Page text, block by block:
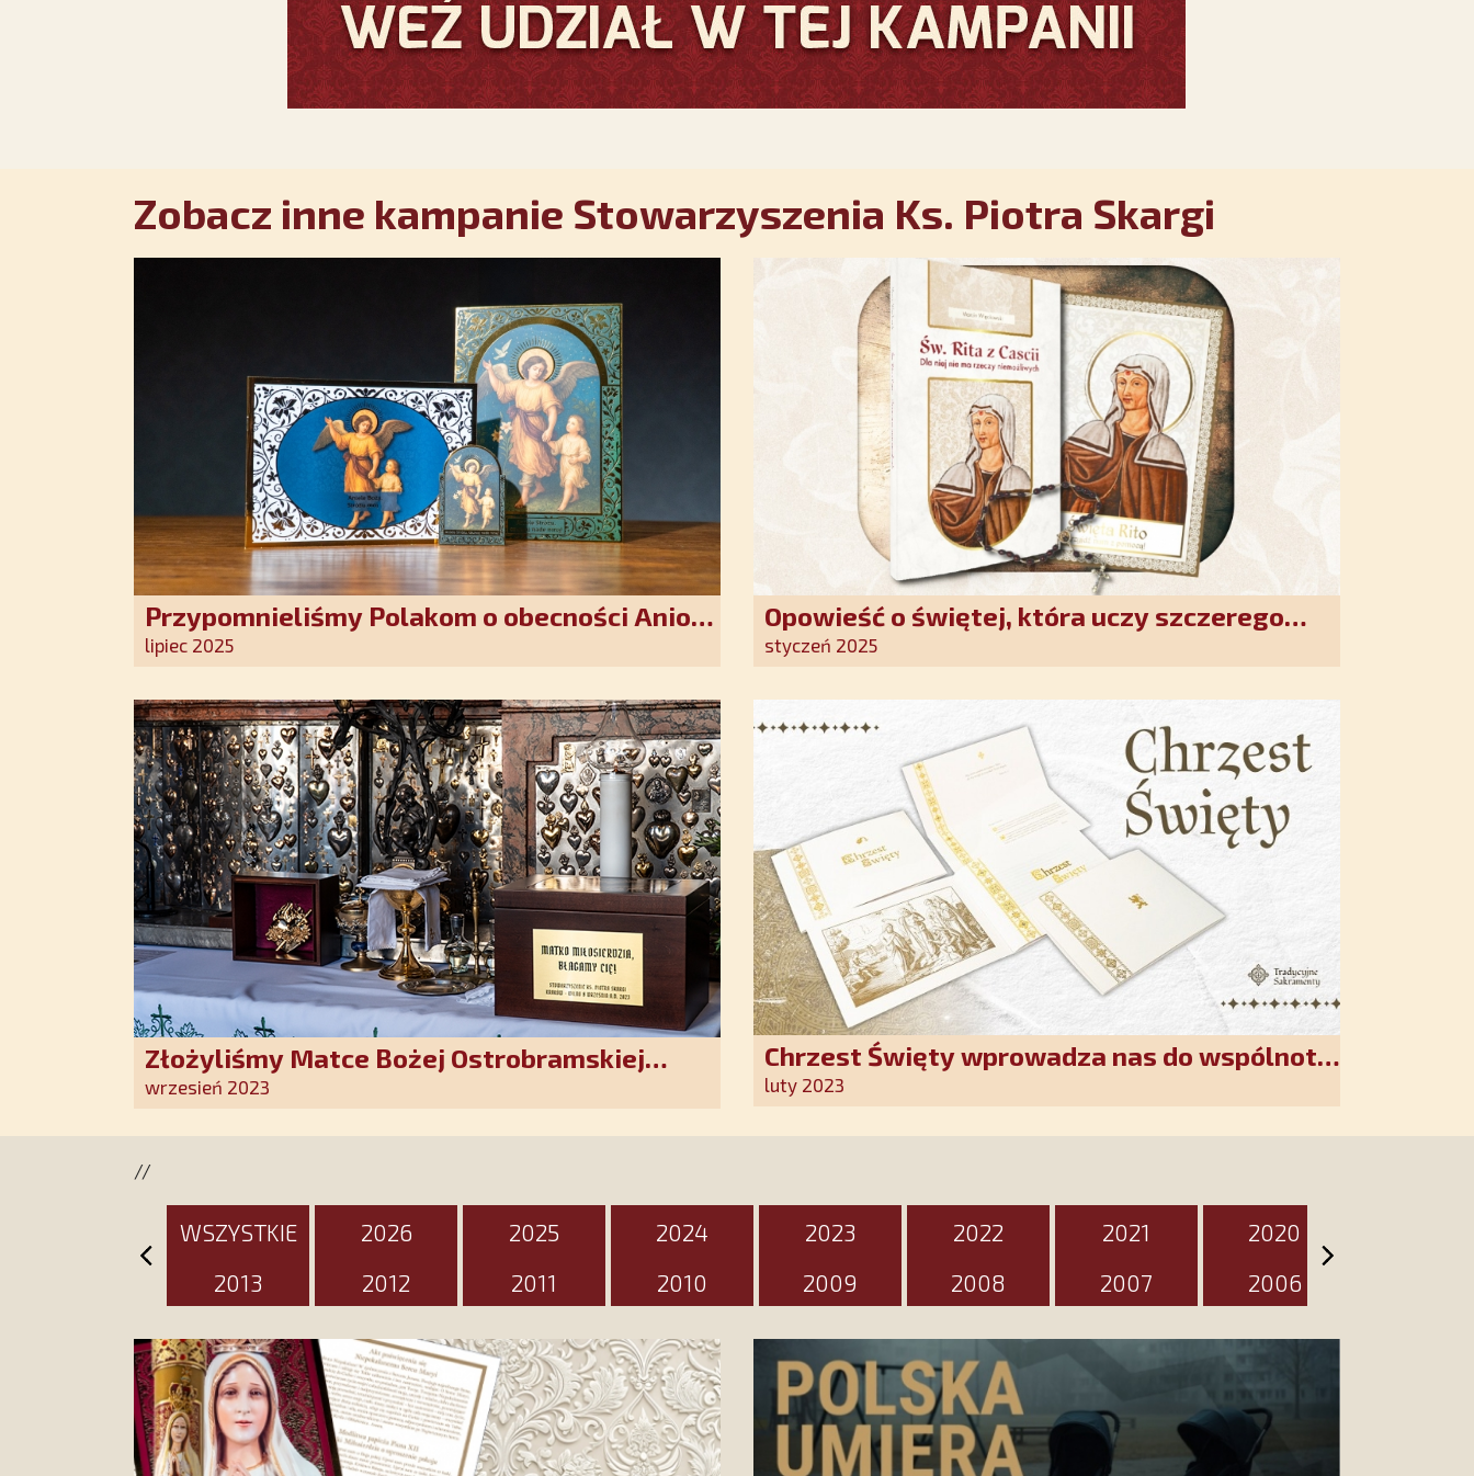
Zobacz inne kampanie Stowarzyszenia Ks. Piotra Skargi
Przypomnieliśmy Polakom o obecności Anioła
Stróża!
lipiec 2025
Opowieść o świętej, która uczy szczerego
oddania się Bogu. Duchowe wzmocnienie i
styczeń 2025
Złożyliśmy Matce Bożej Ostrobramskiej
pozłacane wotum
wrzesień 2023
Chrzest Święty wprowadza nas do wspólnoty
Kościoła. Nasz pakiet jest przygotowany na
luty 2023
//
WSZYSTKIE 2026 2025 2024 2023 2022 2021 2020
2013
2012 2011 2010 2009 2008 2007 2006